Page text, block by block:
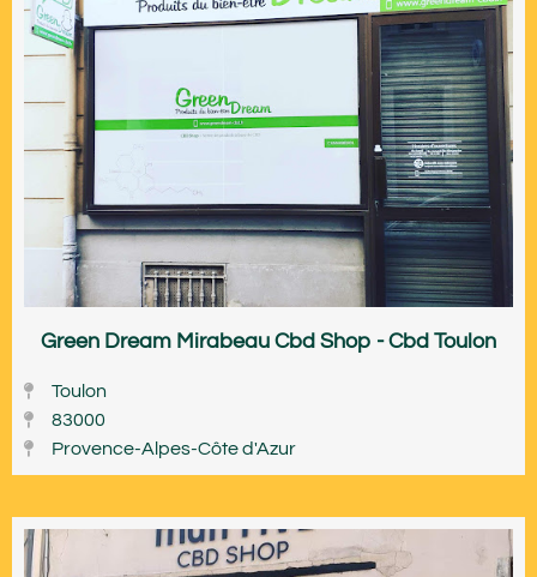
Green Dream Mirabeau Cbd Shop - Cbd Toulon
Toulon
83000
Provence-Alpes-Côte d'Azur